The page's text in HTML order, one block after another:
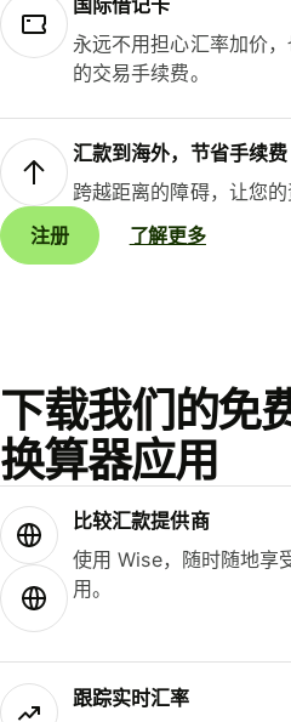
国际借记卡
永远不用担心汇率加价
的交易手续费。
汇款到海外，节省手续费
跨越距离的障碍，让您的
注册
了解更多
下载我们的免
换算器应用
比较汇款提供商
使用 Wise，随时随地享
用。
跟踪实时汇率